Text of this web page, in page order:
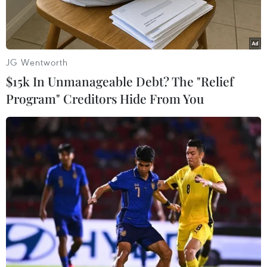
Ảnh minh họa. (Nguồn: Vietnam+)
Cập nhật biểu lãi suất huy động tại các ngân
hàng ngày 3/6 cho thấy 5 ngân hàng gồm
Eximbank, VietBank, MBV, NCB và VCBNeo
đang niêm yết lãi suất cao nhất cho các kỳ hạn
tiền gửi từ 1-5 tháng. Cụ thể:
JG Wentworth
$15k In Unmanageable Debt? The "Relief
Program" Creditors Hide From You